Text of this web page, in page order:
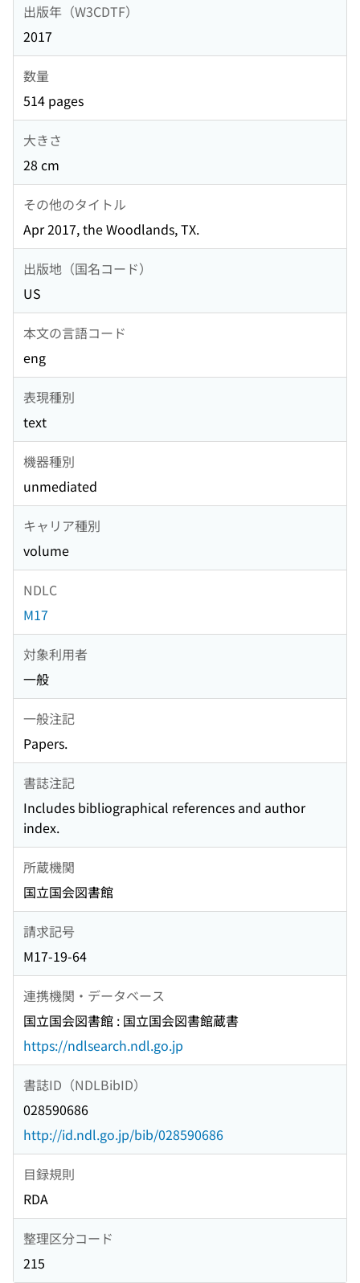
出版年（W3CDTF）
2017
数量
514 pages
大きさ
28 cm
その他のタイトル
Apr 2017, the Woodlands, TX.
出版地（国名コード）
US
本文の言語コード
eng
表現種別
text
機器種別
unmediated
キャリア種別
volume
NDLC
M17
対象利用者
一般
一般注記
Papers.
書誌注記
Includes bibliographical references and author
index.
所蔵機関
国立国会図書館
請求記号
M17-19-64
連携機関・データベース
国立国会図書館 : 国立国会図書館蔵書
https://ndlsearch.ndl.go.jp
書誌ID（NDLBibID）
028590686
http://id.ndl.go.jp/bib/028590686
目録規則
RDA
整理区分コード
215